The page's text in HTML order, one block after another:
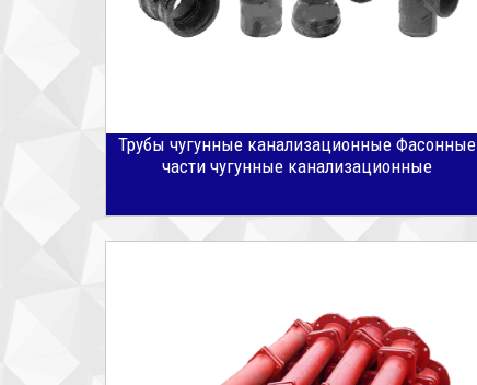
Трубы чугунные канализационные Фасонные
части чугунные канализационные